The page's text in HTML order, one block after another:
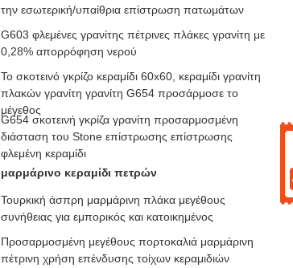
την εσωτερική/υπαίθρια επίστρωση πατωμάτων
G603 φλεμένες γρανίτης πέτρινες πλάκες γρανίτη με
0,28% απορρόφηση νερού
Το σκοτεινό γκρίζο κεραμίδι 60x60, κεραμίδι γρανίτη
πλακών γρανίτη γρανίτη G654 προσάρμοσε το
μέγεθος
G654 σκοτεινή γκρίζα γρανίτη προσαρμοσμένη
διάσταση του Stone επίστρωσης επίστρωσης
φλεμένη κεραμίδι
μαρμάρινο κεραμίδι πετρών
Τουρκική άσπρη μαρμάρινη πλάκα μεγέθους
συνήθειας για εμπορικός και κατοικημένος
Προσαρμοσμένη μεγέθους πορτοκαλιά μαρμάρινη
πέτρινη χρήση επένδυσης τοίχων κεραμιδιών